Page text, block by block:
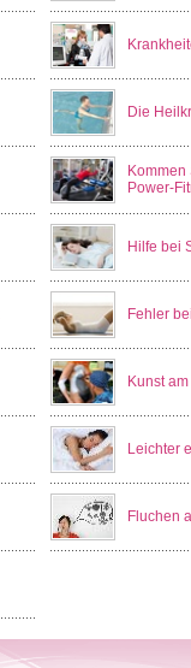
Die
Kommen
Power-
Hilfe bei
Fehler
Kunst
Leichter
Fluchen